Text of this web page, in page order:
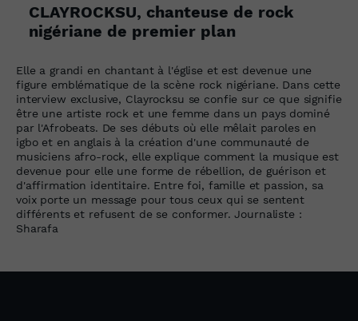
CLAYROCKSU, chanteuse de rock
nigériane de premier plan
Elle a grandi en chantant à l'église et est devenue une
figure emblématique de la scène rock nigériane. Dans cette
interview exclusive, Clayrocksu se confie sur ce que signifie
être une artiste rock et une femme dans un pays dominé
par l'Afrobeats. De ses débuts où elle mêlait paroles en
igbo et en anglais à la création d'une communauté de
musiciens afro-rock, elle explique comment la musique est
devenue pour elle une forme de rébellion, de guérison et
d'affirmation identitaire. Entre foi, famille et passion, sa
voix porte un message pour tous ceux qui se sentent
différents et refusent de se conformer. Journaliste :
Sharafa